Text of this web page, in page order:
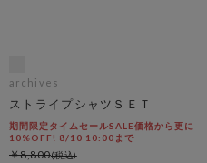
archives
ストライプシャツＳＥＴ
期間限定タイムセールSALE価格から更に
10%OFF! 8/10 10:00まで
￥8,800